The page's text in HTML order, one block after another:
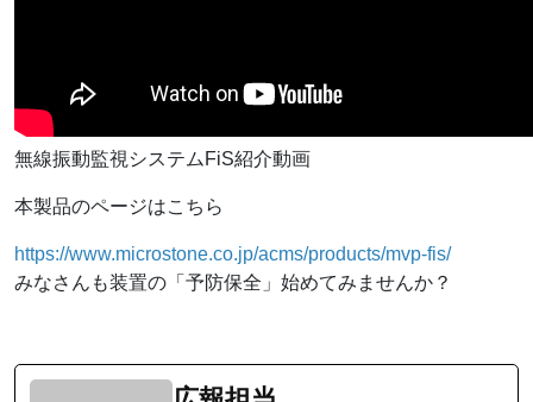
無線振動監視システムFiS紹介動画
本製品のページはこちら
https://www.microstone.co.jp/acms/products/mvp-fis/
みなさんも装置の「予防保全」始めてみませんか？